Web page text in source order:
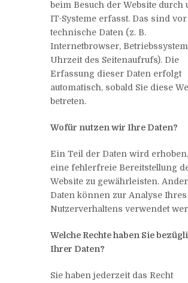
beim Besuch der Website durch
IT-Systeme erfasst. Das sind
technische Daten (z. B.
Internetbrowser,
Uhrzeit des Seitenaufrufs). Die
Erfassung dieser Daten erfolgt
automatisch, sobald Sie diese
betreten.
Wofür nutzen wir Ihre Daten?
Ein Teil der Daten wird
eine fehlerfreie Bereitstellung
Website zu gewährleisten.
Daten können zur Analyse Ihres
Nutzerverhaltens verwendet
Welche Rechte haben Sie
Ihrer Daten?
Sie haben jederzeit das Recht